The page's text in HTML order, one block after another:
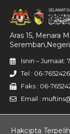
Aras 15, Menara
Isnin – Jumaat:
Tel : 06-7652426
Faks : 06-
Email :
Hakcipta